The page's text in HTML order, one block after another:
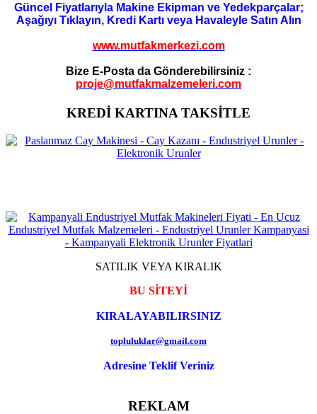
Güncel Fiyatlarıyla Makine Ekipman ve Yedekparçalar;
Aşağıyı Tıklayın, Kredi Kartı veya Havaleyle Satın Alın
www.mutfakmerkezi.com
Bize E-Posta da Gönderebilirsiniz :
proje@mutfakmalzemeleri.com
KREDİ KARTINA TAKSİTLE
SATILIK VEYA KIRALIK
BU SİTEYİ
KIRALAYABILIRSINIZ
topluluklar@gmail.com
Adresine Teklif Veriniz
REKLAM